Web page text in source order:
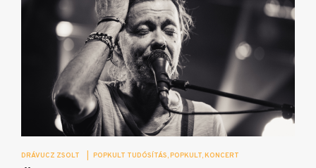
DRÁVUCZ ZSOLT POPKULT TUDÓSÍTÁS POPKULT KONCERT